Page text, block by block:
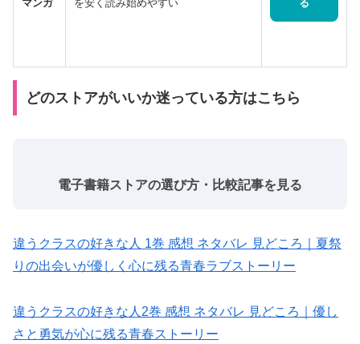
マンガ
を安く読み始めやすい
る
どのストアがいいか迷っている方はこちら
電子書籍ストアの選び方・比較記事を見る
違うクラスの好きな人 1巻 感想 ネタバレ 見どころ｜夏祭
りの出会いが優しく心に残る青春ラブストーリー
違うクラスの好きな人2巻 感想 ネタバレ 見どころ｜優し
さと勇気が心に残る青春ストーリー